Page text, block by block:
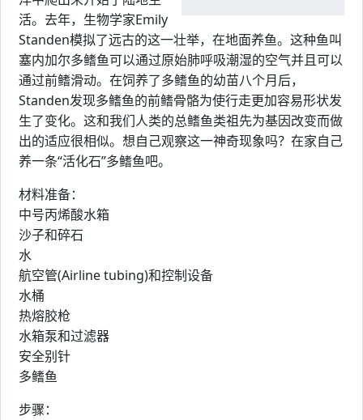
活。去年，生物学家Emily
Standen模拟了远古的这一壮举，在地面养鱼。这种鱼叫
塞内加尔多鳍鱼可以通过原始肺呼吸潮湿的空气并且可以
通过前鳍滑动。在饲养了多鳍鱼的幼苗八个月后，
Standen发现多鳍鱼的前鳍骨骼为使行走更加容易形状发
生了变化。这和我们人类的总鳍鱼类祖先为基因改变而做
出的适应很相似。想自己观察这一神奇现象吗？在家自己
养一条“活化石”多鳍鱼吧。
材料准备：
中号丙烯酸水箱
沙子和碎石
水
航空管(Airline tubing)和控制设备
水桶
热熔胶枪
水箱泵和过滤器
安全别针
多鳍鱼
步骤：